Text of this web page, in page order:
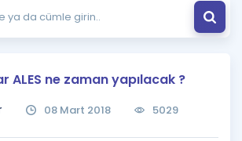
İngilizce Gramer
ALES ne zaman yapılacak ?
08 Mart 2018 5029